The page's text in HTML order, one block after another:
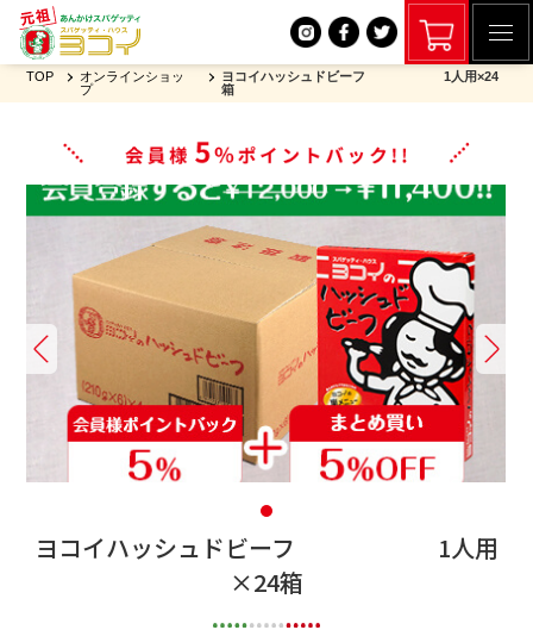
TOP
オンラインショッ
プ
ヨコイハッシュドビーフ 1人用×24
箱
ヨコイハッシュドビーフ 1人用
×24箱